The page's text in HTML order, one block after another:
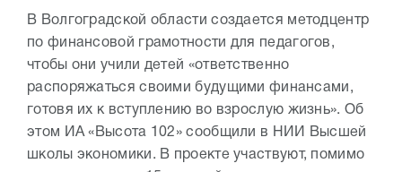
В Волгоградской области создается методцентр
по финансовой грамотности для педагогов,
чтобы они учили детей «ответственно
распоряжаться своими будущими финансами,
готовя их к вступлению во взрослую жизнь». Об
этом ИА «Высота 102» сообщили в НИИ Высшей
школы экономики. В проекте участвуют, помимо